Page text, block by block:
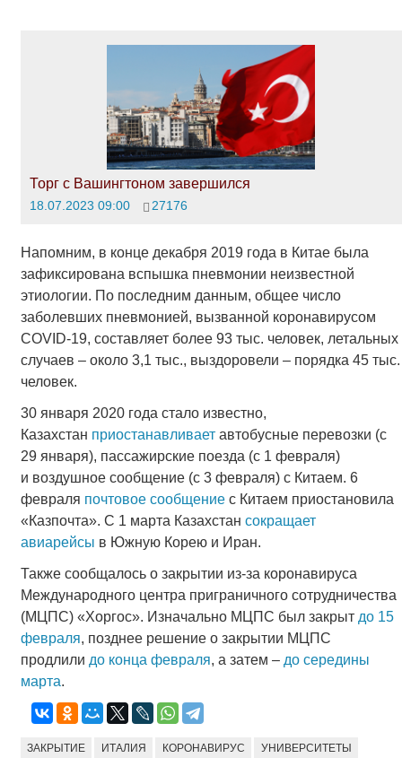
Торг с Вашингтоном завершился
18.07.2023 09:00 27176
Напомним, в конце декабря 2019 года в Китае была
зафиксирована вспышка пневмонии неизвестной
этиологии. По последним данным, общее число
заболевших пневмонией, вызванной коронавирусом
COVID-19, составляет более 93 тыс. человек, летальных
случаев – около 3,1 тыс., выздоровели – порядка 45 тыс.
человек.
30 января 2020 года стало известно,
Казахстан приостанавливает автобусные перевозки (с
29 января), пассажирские поезда (с 1 февраля)
и воздушное сообщение (с 3 февраля) с Китаем. 6
февраля почтовое сообщениес Китаем приостановила
«Казпочта». С 1 марта Казахстан сокращает
авиарейсы в Южную Корею и Иран.
Также сообщалось о закрытии из-за коронавируса
Международного центра приграничного сотрудничества
(МЦПС) «Хоргос». Изначально МЦПС был закрыт до 15
февраля, позднее решение о закрытии МЦПС
продлили до конца февраля, а затем – до середины
марта.
ЗАКРЫТИЕ ИТАЛИЯ КОРОНАВИРУС УНИВЕРСИТЕТЫ